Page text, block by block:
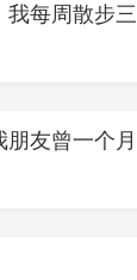
我每周散步三
友曾一个月